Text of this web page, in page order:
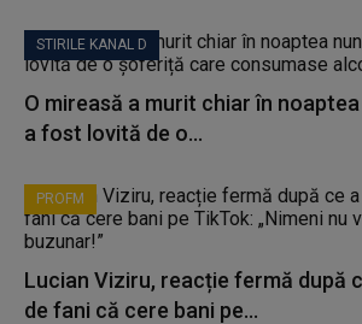
STIRILE KANAL D
O mireasă a murit chiar în
a fost lovită de o...
PROFM
Lucian Viziru, reacție fermă după
de fani că cere bani pe...